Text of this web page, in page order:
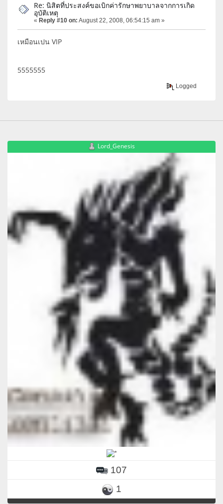
Re: นิสิตที่ประสงค์ขอเบิกค่ารักษาพยาบาลจากการเกิด
อุบัติเหตุ
« Reply #10 on: August 22, 2008, 06:54:15 am »
เหมือนเปน VIP
5555555
Logged
Lord_Genesis
107
1